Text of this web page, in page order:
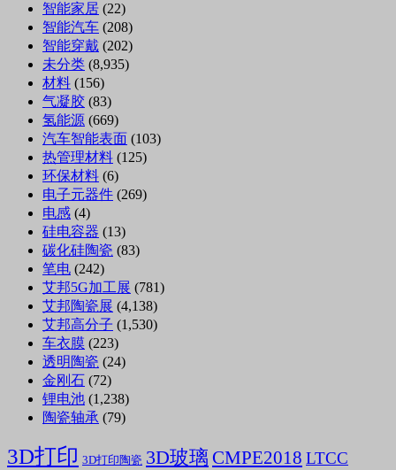
智能家居 (22)
智能汽车 (208)
智能穿戴 (202)
未分类 (8,935)
材料 (156)
气凝胶 (83)
氢能源 (669)
汽车智能表面 (103)
热管理材料 (125)
环保材料 (6)
电子元器件 (269)
电感 (4)
硅电容器 (13)
碳化硅陶瓷 (83)
笔电 (242)
艾邦5G加工展 (781)
艾邦陶瓷展 (4,138)
艾邦高分子 (1,530)
车衣膜 (223)
透明陶瓷 (24)
金刚石 (72)
锂电池 (1,238)
陶瓷轴承 (79)
3D打印 3D打印陶瓷 3D玻璃 CMPE2018 LTCC